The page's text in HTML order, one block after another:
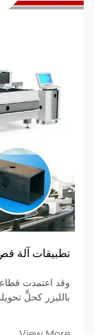
تطبيقات آلة قص
وقد اعتمدت
بالليزر كحلٍّ